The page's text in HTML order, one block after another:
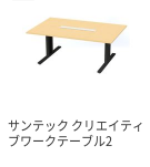
サンテック クリエイティ
ブワークテーブル2